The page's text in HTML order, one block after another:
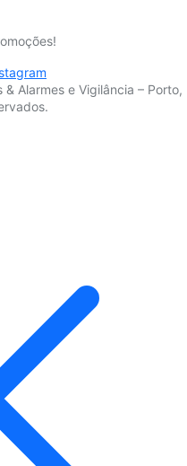
Alarmes e Vigilância – Porto,